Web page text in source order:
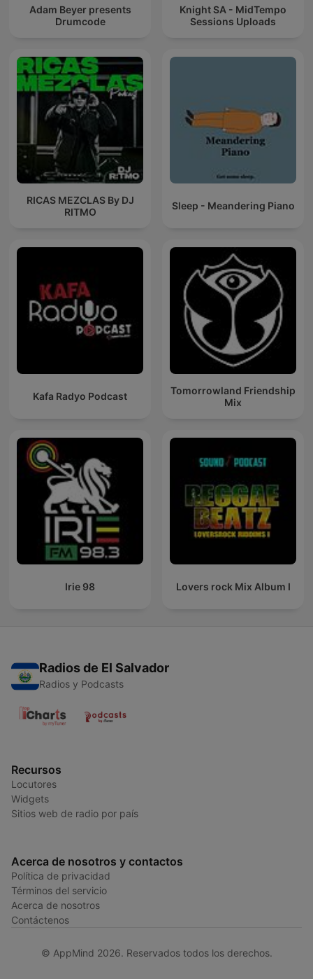
Adam Beyer presents
Drumcode
Knight SA - MidTempo
Sessions Uploads
RICAS MEZCLAS By DJ
RITMO
Sleep - Meandering Piano
Kafa Radyo Podcast
Tomorrowland Friendship
Mix
Irie 98 Lovers rock Mix Album I
Radios de El Salvador
Radios y Podcasts
Recursos
Locutores
Widgets
Sitios web de radio por país
Acerca de nosotros y contactos
Política de privacidad
Términos del servicio
Acerca de nosotros
Contáctenos
© AppMind 2026. Reservados todos los derechos.